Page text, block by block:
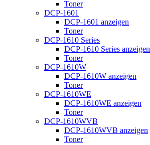
Toner
DCP-1601
DCP-1601 anzeigen
Toner
DCP-1610 Series
DCP-1610 Series anzeigen
Toner
DCP-1610W
DCP-1610W anzeigen
Toner
DCP-1610WE
DCP-1610WE anzeigen
Toner
DCP-1610WVB
DCP-1610WVB anzeigen
Toner